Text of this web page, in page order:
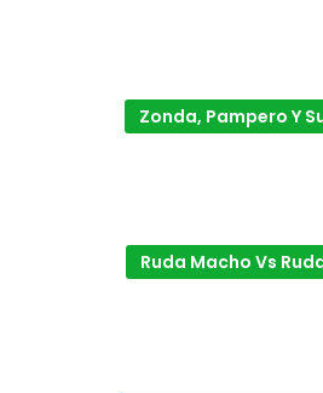
Zonda, Pampero Y
Ruda Macho Vs